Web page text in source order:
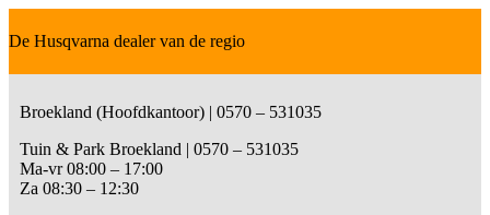
De Husqvarna dealer van de regio
Broekland (Hoofdkantoor) | 0570 – 531035
Tuin & Park Broekland | 0570 – 531035
Ma-vr 08:00 – 17:00
Za 08:30 – 12:30